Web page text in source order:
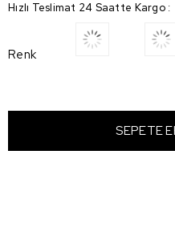
Hızlı Teslimat 24 Saatte Kargo :
Renk